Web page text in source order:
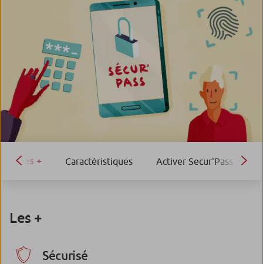
Les + Caractéristiques Activer Secur'Pass
Les +
Sécurisé